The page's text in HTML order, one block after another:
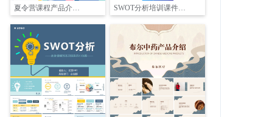
夏令营课程产品介绍PPT SWOT分析培训课件PPT